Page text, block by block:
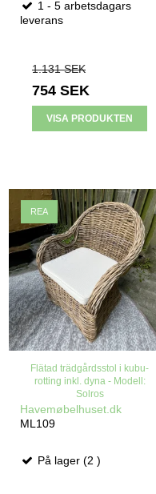
1 - 5 arbetsdagars
leverans
1.131 SEK
754 SEK
VISA PRODUKTEN
REA
Flätad trädgårdsstol i kubu-
rotting inkl. dyna - Modell:
Solros
Havemøbelhuset.dk
ML109
På lager (2 )